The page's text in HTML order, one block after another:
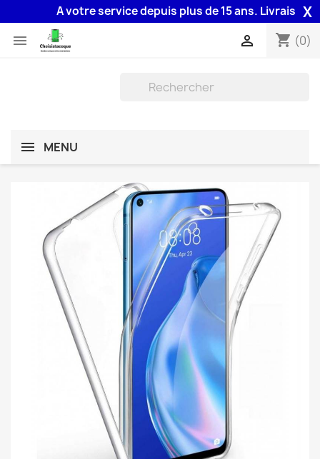
A votre service depuis plus de 15 ans. Livraison X
 shopping_cart (0)

MENU